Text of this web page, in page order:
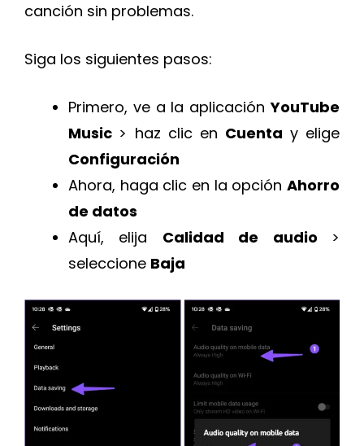
canción sin problemas.
Siga los siguientes pasos:
Primero, ve a la aplicaciónYouTube
Music > haz clic en Cuenta y elige
Configuración
Ahora, haga clic en la opción Ahorro
de datos
Aquí, elija Calidad de audio >
seleccione Baja